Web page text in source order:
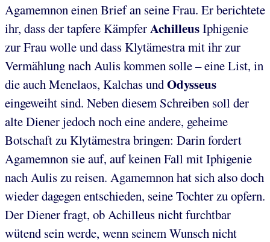
Agamemnon einen Brief an seine Frau. Er berichtete
ihr, dass der tapfere KämpferAchilleusIphigenie
zur Frau wolle und dass Klytämestra mit ihr zur
Vermählung nach Aulis kommen solle – eine List, in
die auch Menelaos, Kalchas undOdysseus
eingeweiht sind. Neben diesem Schreiben soll der
alte Diener jedoch noch eine andere, geheime
Botschaft zu Klytämestra bringen: Darin fordert
Agamemnon sie auf, auf keinen Fall mit Iphigenie
nach Aulis zu reisen. Agamemnon hat sich also doch
wieder dagegen entschieden, seine Tochter zu opfern.
Der Diener fragt, ob Achilleus nicht furchtbar
wütend sein werde, wenn seinem Wunsch nicht